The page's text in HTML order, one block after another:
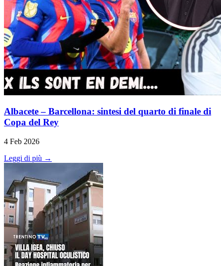
Albacete – Barcellona: sintesi del quarto di finale di
Copa del Rey
4 Feb 2026
Leggi di più →